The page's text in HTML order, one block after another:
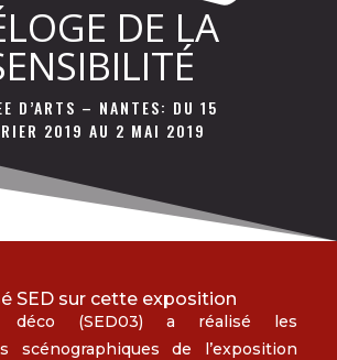
DE LA
D’ARTS – NANTES: DU 15
2019 AU 2 MAI 2019
SED sur cette exposition
déco (SED03) a réalisé les
scénographiques de l’exposition